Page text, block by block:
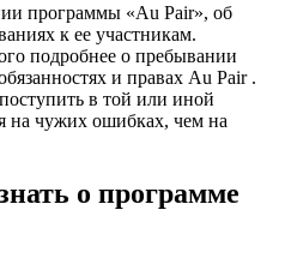
программы «Au Pair», об
к ее участникам.
подробнее о пребывании
и правах Au Pair .
в той или иной
на чужих ошибках, чем на
о программе